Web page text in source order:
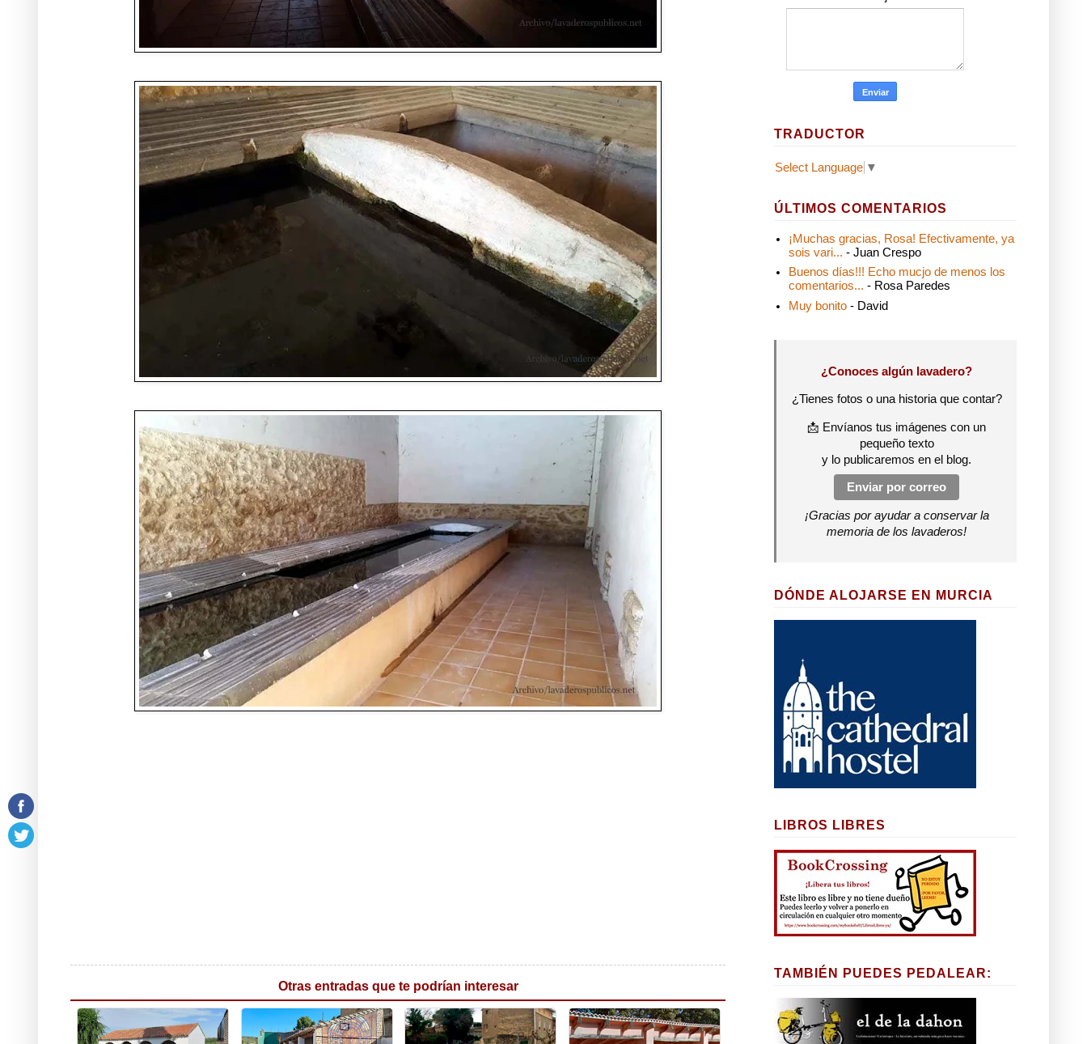
Otras entradas que te podrían interesar
TRADUCTOR
Select Language ▼
ÚLTIMOS COMENTARIOS
¡Muchas gracias, Rosa! Efectivamente, ya
sois vari... - Juan Crespo
Buenos días!!! Echo mucjo de menos los
comentarios... - Rosa Paredes
Muy bonito - David
¿Conoces algún lavadero?
¿Tienes fotos o una historia que contar?
📩 Envíanos tus imágenes con un
pequeño texto
y lo publicaremos en el blog.
Enviar por correo
¡Gracias por ayudar a conservar la
memoria de los lavaderos!
DÓNDE ALOJARSE EN MURCIA
LIBROS LIBRES
TAMBIÉN PUEDES PEDALEAR: